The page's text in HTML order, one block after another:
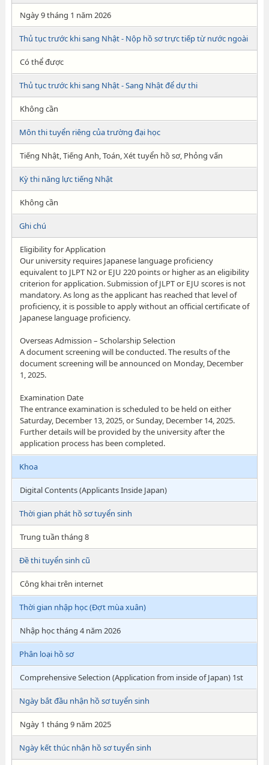
Ngày 9 tháng 1 năm 2026
Thủ tục trước khi sang Nhật - Nộp hồ sơ trực tiếp từ nước ngoài
Có thể được
Thủ tục trước khi sang Nhật - Sang Nhật để dự thi
Không cần
Môn thi tuyển riêng của trường đại học
Tiếng Nhật, Tiếng Anh, Toán, Xét tuyển hồ sơ, Phỏng vấn
Kỳ thi năng lực tiếng Nhật
Không cần
Ghi chú
Eligibility for Application
Our university requires Japanese language proficiency
equivalent to JLPT N2 or EJU 220 points or higher as an eligibility
criterion for application. Submission of JLPT or EJU scores is not
mandatory. As long as the applicant has reached that level of
proficiency, it is possible to apply without an official certificate of
Japanese language proficiency.
Overseas Admission – Scholarship Selection
A document screening will be conducted. The results of the
document screening will be announced on Monday, December
1, 2025.
Examination Date
The entrance examination is scheduled to be held on either
Saturday, December 13, 2025, or Sunday, December 14, 2025.
Further details will be provided by the university after the
application process has been completed.
Khoa
Digital Contents (Applicants Inside Japan)
Thời gian phát hồ sơ tuyển sinh
Trung tuần tháng 8
Đề thi tuyển sinh cũ
Công khai trên internet
Thời gian nhập học (Đợt mùa xuân)
Nhập học tháng 4 năm 2026
Phân loại hồ sơ
Comprehensive Selection (Application from inside of Japan) 1st
Ngày bắt đầu nhận hồ sơ tuyển sinh
Ngày 1 tháng 9 năm 2025
Ngày kết thúc nhận hồ sơ tuyển sinh